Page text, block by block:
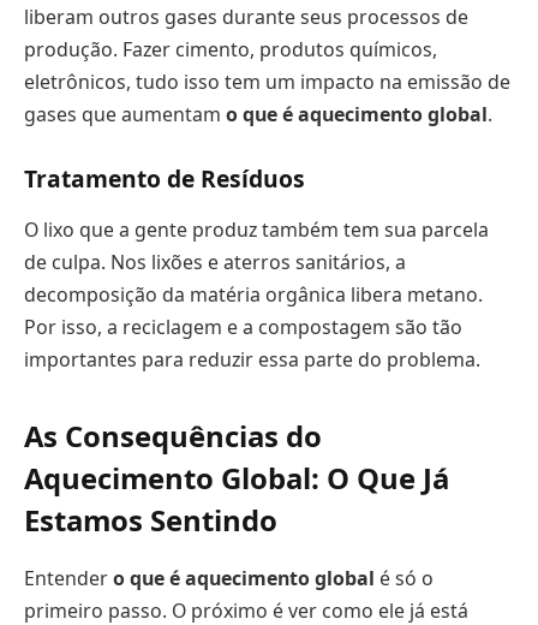
liberam outros gases durante seus processos de
produção. Fazer cimento, produtos químicos,
eletrônicos, tudo isso tem um impacto na emissão de
gases que aumentam o que é aquecimento global.
Tratamento de Resíduos
O lixo que a gente produz também tem sua parcela
de culpa. Nos lixões e aterros sanitários, a
decomposição da matéria orgânica libera metano.
Por isso, a reciclagem e a compostagem são tão
importantes para reduzir essa parte do problema.
As Consequências do
Aquecimento Global: O Que Já
Estamos Sentindo
Entendero que é aquecimento global é só o
primeiro passo. O próximo é ver como ele já está